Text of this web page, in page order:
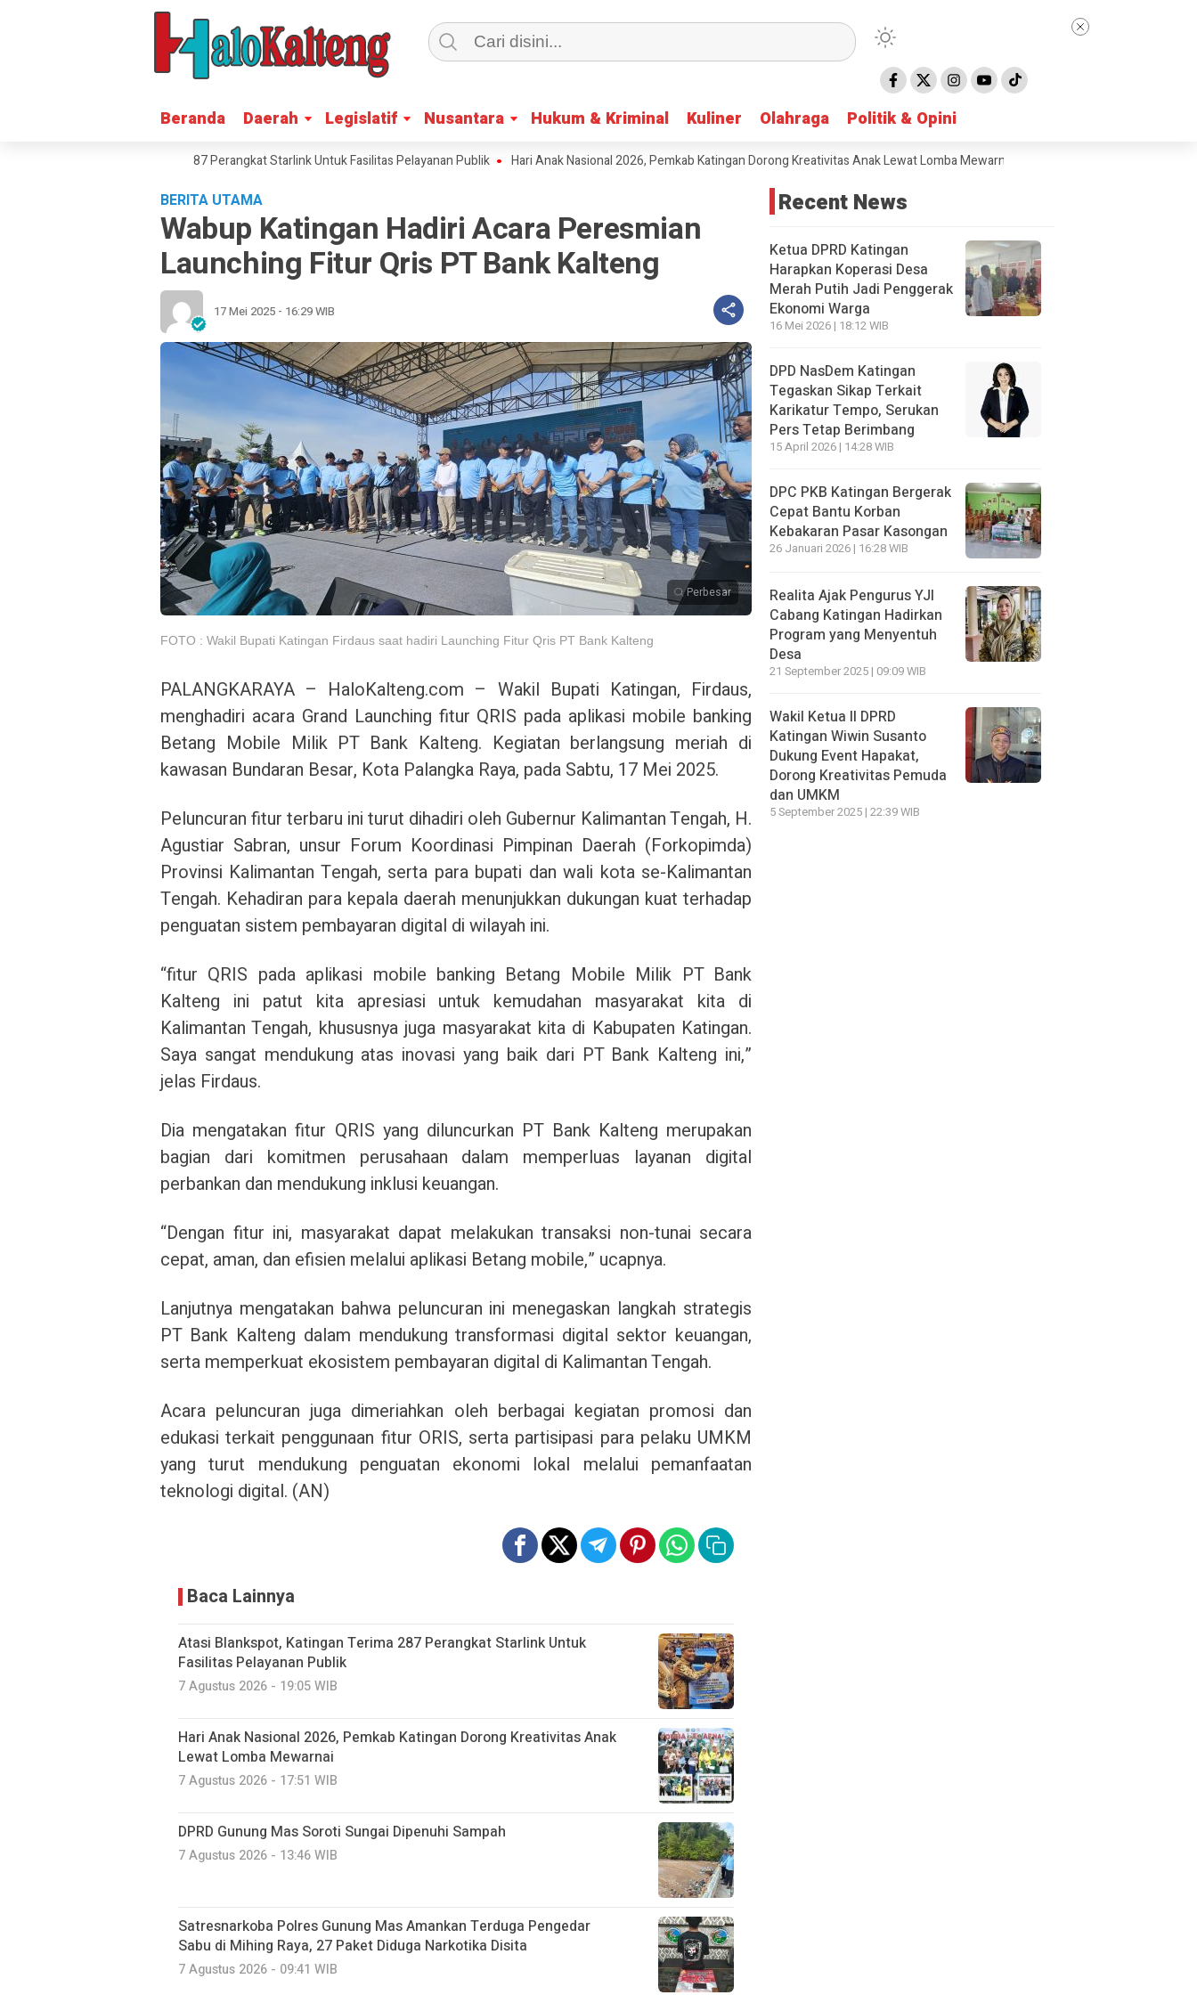
Beranda Daerah Legislatif Nusantara Hukum & Kriminal Kuliner Olahraga Politik & Opini
Beranda Daerah Legislatif Nusantara Hukum & Kriminal Kuliner Olahraga Politik & Opini
Katingan Terima 287 Perangkat Starlink Untuk Fasilitas Pelayanan Publik Hari Anak Nasional 2026, Pemkab Katingan Dorong Kreativitas Anak Lewat Lomba Mewarnai
BERITA UTAMA
Wabup Katingan Hadiri Acara Peresmian
Launching Fitur Qris PT Bank Kalteng
17 Mei 2025 - 16:29 WIB
Perbesar
FOTO : Wakil Bupati Katingan Firdaus saat hadiri Launching Fitur Qris PT Bank Kalteng
PALANGKARAYA – HaloKalteng.com – Wakil Bupati Katingan, Firdaus,
menghadiri acara Grand Launching fitur QRIS pada aplikasi mobile banking
Betang Mobile Milik PT Bank Kalteng. Kegiatan berlangsung meriah di
kawasan Bundaran Besar, Kota Palangka Raya, pada Sabtu, 17 Mei 2025.
Peluncuran fitur terbaru ini turut dihadiri oleh Gubernur Kalimantan Tengah, H.
Agustiar Sabran, unsur Forum Koordinasi Pimpinan Daerah (Forkopimda)
Provinsi Kalimantan Tengah, serta para bupati dan wali kota se-Kalimantan
Tengah. Kehadiran para kepala daerah menunjukkan dukungan kuat terhadap
penguatan sistem pembayaran digital di wilayah ini.
“fitur QRIS pada aplikasi mobile banking Betang Mobile Milik PT Bank
Kalteng ini patut kita apresiasi untuk kemudahan masyarakat kita di
Kalimantan Tengah, khususnya juga masyarakat kita di Kabupaten Katingan.
Saya sangat mendukung atas inovasi yang baik dari PT Bank Kalteng ini,”
jelas Firdaus.
Dia mengatakan fitur QRIS yang diluncurkan PT Bank Kalteng merupakan
bagian dari komitmen perusahaan dalam memperluas layanan digital
perbankan dan mendukung inklusi keuangan.
“Dengan fitur ini, masyarakat dapat melakukan transaksi non-tunai secara
cepat, aman, dan efisien melalui aplikasi Betang mobile,” ucapnya.
Lanjutnya mengatakan bahwa peluncuran ini menegaskan langkah strategis
PT Bank Kalteng dalam mendukung transformasi digital sektor keuangan,
serta memperkuat ekosistem pembayaran digital di Kalimantan Tengah.
Acara peluncuran juga dimeriahkan oleh berbagai kegiatan promosi dan
edukasi terkait penggunaan fitur ORIS, serta partisipasi para pelaku UMKM
yang turut mendukung penguatan ekonomi lokal melalui pemanfaatan
teknologi digital. (AN)
Baca Lainnya
Atasi Blankspot, Katingan Terima 287 Perangkat Starlink Untuk
Fasilitas Pelayanan Publik
7 Agustus 2026 - 19:05 WIB
Hari Anak Nasional 2026, Pemkab Katingan Dorong Kreativitas Anak
Lewat Lomba Mewarnai
7 Agustus 2026 - 17:51 WIB
DPRD Gunung Mas Soroti Sungai Dipenuhi Sampah
7 Agustus 2026 - 13:46 WIB
Satresnarkoba Polres Gunung Mas Amankan Terduga Pengedar
Sabu di Mihing Raya, 27 Paket Diduga Narkotika Disita
7 Agustus 2026 - 09:41 WIB
Recent News
Ketua DPRD Katingan
Harapkan Koperasi Desa
Merah Putih Jadi Penggerak
Ekonomi Warga
16 Mei 2026 | 18:12 WIB
DPD NasDem Katingan
Tegaskan Sikap Terkait
Karikatur Tempo, Serukan
Pers Tetap Berimbang
15 April 2026 | 14:28 WIB
DPC PKB Katingan Bergerak
Cepat Bantu Korban
Kebakaran Pasar Kasongan
26 Januari 2026 | 16:28 WIB
Realita Ajak Pengurus YJI
Cabang Katingan Hadirkan
Program yang Menyentuh
Desa
21 September 2025 | 09:09 WIB
Wakil Ketua II DPRD
Katingan Wiwin Susanto
Dukung Event Hapakat,
Dorong Kreativitas Pemuda
dan UMKM
5 September 2025 | 22:39 WIB